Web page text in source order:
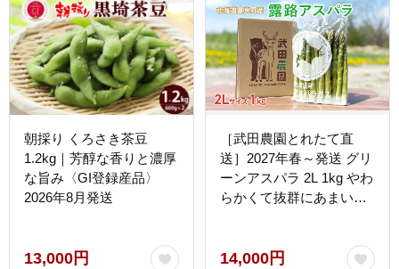
朝採り くろさき茶豆
1.2kg｜芳醇な香りと濃厚
な旨み〈GI登録産品〉
2026年8月発送
13,000円
［武田農園とれたて直
送］2027年春～発送 グリ
ーンアスパラ 2L 1kg やわ
らかくて抜群にあまい！
鮮 産地直送 先行予約 限
14,000円